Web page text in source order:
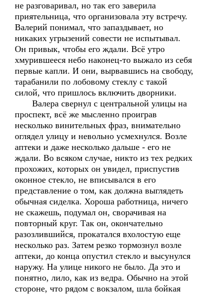
не разговаривал, но так его заверила
приятельница, что организовала эту встречу.
Валерий понимал, что запаздывает, но
никаких угрызений совести не испытывал.
Он привык, чтобы его ждали. Всё утро
хмурившееся небо наконец-то выжало из себя
первые капли. И они, вырвавшись на свободу,
тарабанили по лобовому стеклу с такой
силой, что пришлось включить дворники.
Валера свернул с центральной улицы на
проспект, всё же мысленно проиграв
несколько винительных фраз, внимательно
оглядел улицу и невольно усмехнулся. Возле
аптеки и даже несколько дальше - его не
ждали. Во всяком случае, никто из тех редких
прохожих, которых он увидел, приспустив
оконное стекло, не вписывался в его
представление о том, как должна выглядеть
обычная сиделка. Хороша работница, ничего
не скажешь, подумал он, сворачивая на
повторный круг. Так он, окончательно
разозлившийся, прокатался вхолостую еще
несколько раз. Затем резко тормознул возле
аптеки, до конца опустил стекло и высунулся
наружу. На улице никого не было. Да это и
понятно, лило, как из ведра. Обычно на этой
стороне, что рядом с вокзалом, шла бойкая